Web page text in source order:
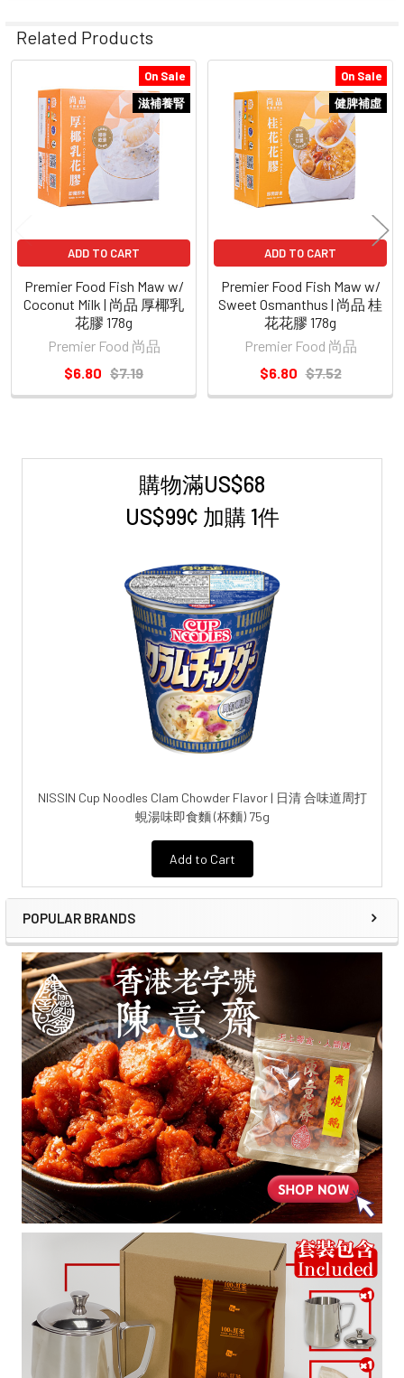
購物滿US$68
US$99¢ 加購 1件
NISSIN Cup Noodles Clam Chowder Flavor | 日清 合味道周打
蜆湯味即食麵 (杯麵) 75g
Add to Cart
POPULAR BRANDS
Related Products
Related
Products
On Sale
滋補養腎
ADD TO CART
Premier Food Fish Maw w/
Coconut Milk | 尚品 厚椰乳
花膠 178g
Premier Food 尚品
$6.80 $7.19
On Sale
健脾補虛
ADD TO CART
Premier Food Fish Maw w/
Sweet Osmanthus | 尚品 桂
花花膠 178g
Premier Food 尚品
$6.80 $7.52